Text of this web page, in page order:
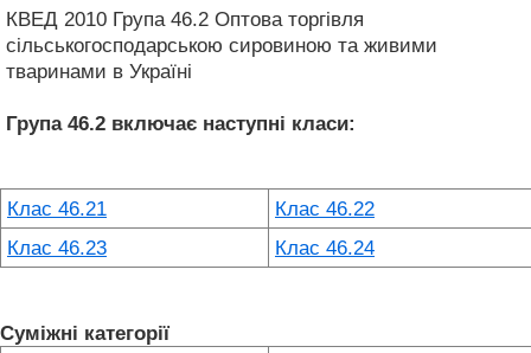
КВЕД 2010 Група 46.2 Оптова торгівля
сільськогосподарською сировиною та живими
тваринами в Україні
Група 46.2 включає наступні класи:
Клас 46.21
Клас 46.22
Клас 46.23
Клас 46.24
Суміжні категорії